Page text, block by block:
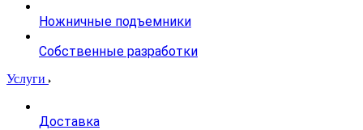
Ножничные подъемники
Собственные разработки
Услуги
Доставка